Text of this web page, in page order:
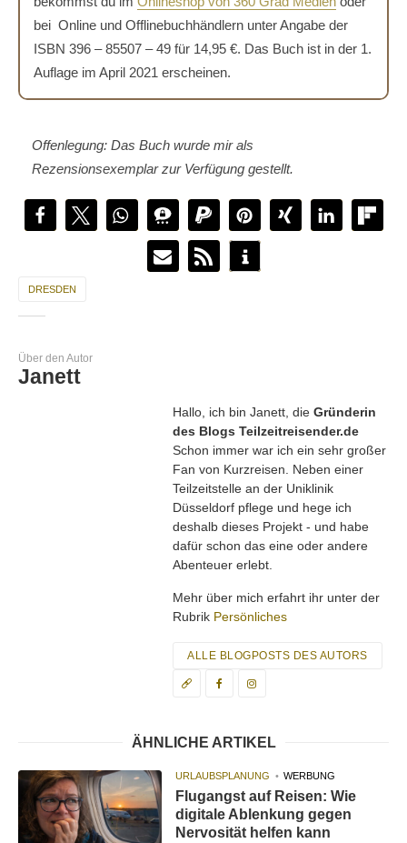
bei Online und Offlinebuchhändlern unter Angabe der
ISBN 396 – 85507 – 49 für 14,95 €. Das Buch ist in der 1.
Auflage im April 2021 erscheinen.
Offenlegung: Das Buch wurde mir als
Rezensionsexemplar zur Verfügung gestellt.
DRESDEN
Über den Autor
Janett
Hallo, ich bin Janett, die Gründerin
des Blogs Teilzeitreisender.de
Schon immer war ich ein sehr großer
Fan von Kurzreisen. Neben einer
Teilzeitstelle an der Uniklinik
Düsseldorf pflege und hege ich
deshalb dieses Projekt - und habe
dafür schon das eine oder andere
Abenteuer erlebt.
Mehr über mich erfahrt ihr unter der
Rubrik Persönliches
ALLE BLOGPOSTS DES AUTORS
ÄHNLICHE ARTIKEL
URLAUBSPLANUNG WERBUNG
Flugangst auf Reisen: Wie
digitale Ablenkung gegen
Nervosität helfen kann